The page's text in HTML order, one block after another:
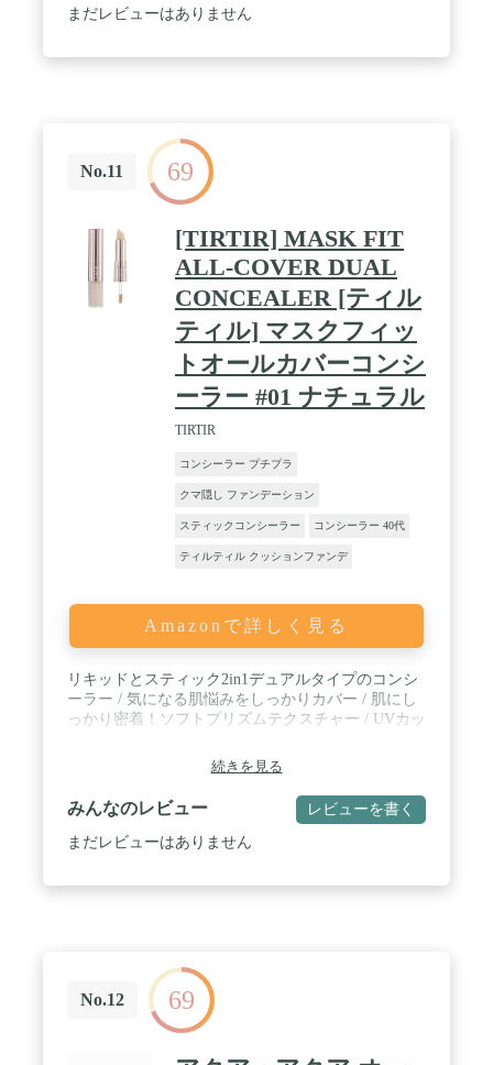
まだレビューはありません
No.11 69
[TIRTIR] MASK FIT
ALL-COVER DUAL
CONCEALER [ティル
ティル] マスクフィッ
トオールカバーコンシ
ーラー #01 ナチュラル
TIRTIR
コンシーラー プチプラ
クマ隠し ファンデーション
スティックコンシーラー コンシーラー 40代
ティルティル クッションファンデ
Amazonで詳しく見る
リキッドとスティック2in1デュアルタイプのコンシ
ーラー / 気になる肌悩みをしっかりカバー / 肌にし
っかり密着！ソフトプリズムテクスチャー / UVカッ
続きを見る
みんなのレビュー レビューを書く
まだレビューはありません
No.12 69